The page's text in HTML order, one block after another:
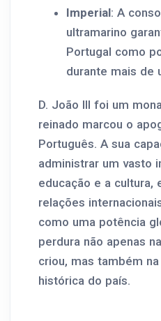
Imperial: A
ultramarino
Portugal como
durante mais de
D. João III foi um
reinado marcou o
Português. A sua
administrar um vasto
educação e a cultura,
relações
como uma potência
perdura não apenas
criou, mas também
histórica do país.